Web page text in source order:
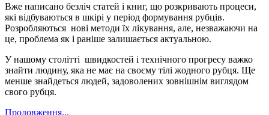
Вже написано безліч статей і книг, що розкривають процеси,
які відбуваються в шкірі у період формування рубців.
Розробляються нові методи їх лікування, але, незважаючи на
це, проблема як і раніше залишається актуальною.
У нашому столітті швидкостей і технічного прогресу важко
знайти людину, яка не має на своєму тілі жодного рубця. Ще
менше знайдеться людей, задоволених зовнішнім виглядом
свого рубця.
Продовження...